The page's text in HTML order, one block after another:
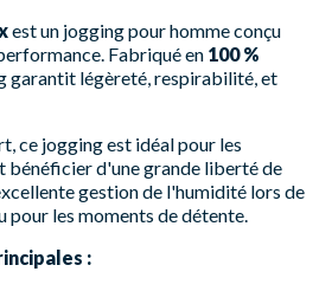
est un jogging pour homme conçu
Fabriqué en 100 %
garantit légèreté, respirabilité, et
ce jogging est idéal pour les
bénéficier d'une grande liberté de
gestion de l'humidité lors de
pour les moments de détente.
: